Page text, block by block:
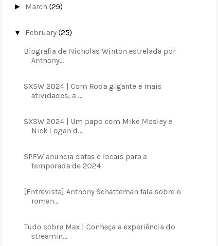
► March(29)
▼ February(25)
Biografia de Nicholas Winton estrelada por
Anthony...
SXSW 2024 | Com Roda gigante e mais
atividades, a ...
SXSW 2024 | Um papo com Mike Mosley e
Nick Logan d...
SPFW anuncia datas e locais para a
temporada de 2024
[Entrevista] Anthony Schatteman fala sobre o
roman...
Tudo sobre Max | Conheça a experiência do
streamin...